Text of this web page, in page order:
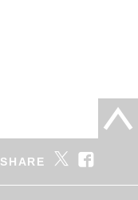
SHARE